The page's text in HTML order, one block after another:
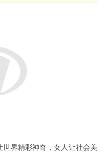
界精彩神奇，女人让社会美